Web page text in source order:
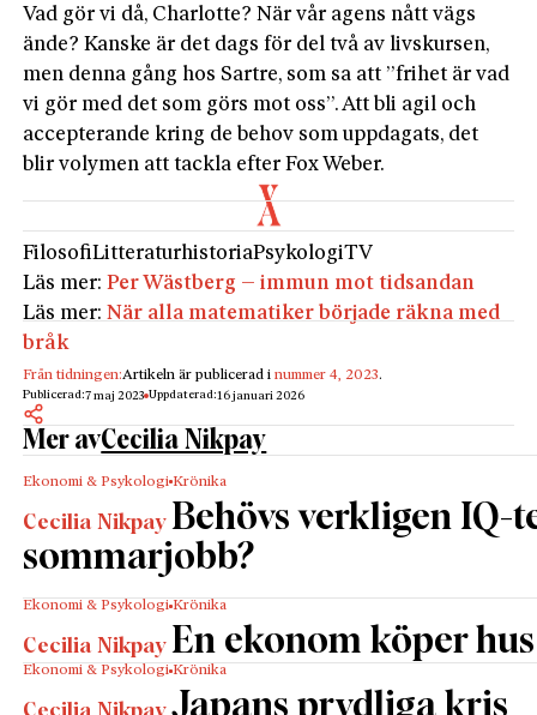
Vad gör vi då, Charlotte? När vår agens nått vägs
ände? Kanske är det dags för del två av livskursen,
men denna gång hos Sartre, som sa att ”frihet är vad
vi gör med det som görs mot oss”. Att bli agil och
accepterande kring de behov som uppdagats, det
blir volymen att tackla efter Fox Weber.
FilosofiLitteraturhistoriaPsykologiTV
Läs mer:Per Wästberg – immun mot tidsandan
Läs mer:När alla matematiker började räkna med
bråk
Från tidningen:Artikeln är publicerad inummer 4, 2023.
Publicerad:7 maj 2023 Uppdaterad:16 januari 2026
Mer avCecilia Nikpay
Ekonomi & Psykologi Krönika
Cecilia Nikpay Behövs verkligen IQ-
sommarjobb?
Ekonomi & Psykologi Krönika
Cecilia Nikpay En ekonom köper hus
Ekonomi & Psykologi Krönika
Japans prydliga kris